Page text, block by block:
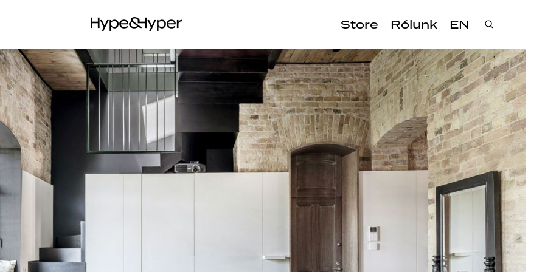
Store Rólunk EN